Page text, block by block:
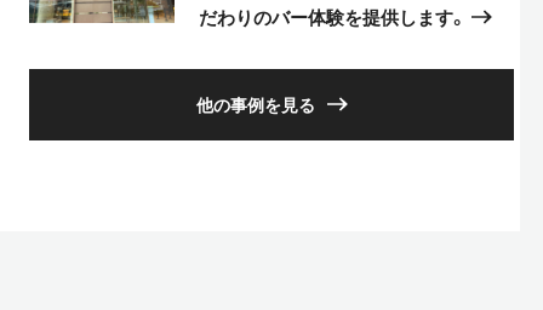
だわりのバー体験を提供します。
他の事例を見る